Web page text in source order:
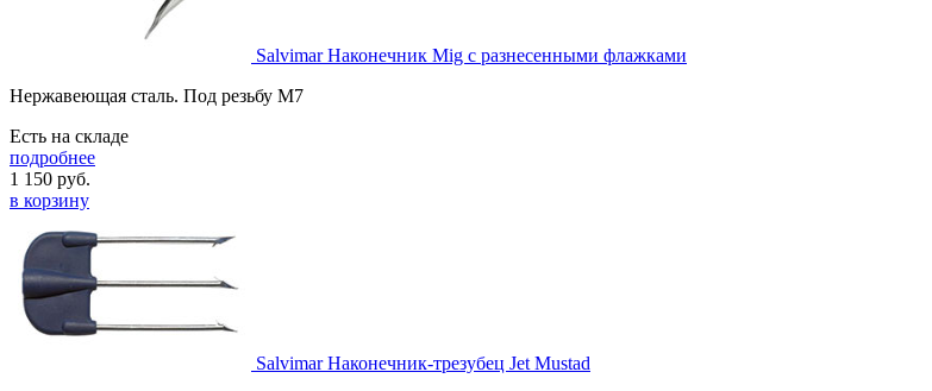
Salvimar Наконечник Mig с разнесенными флажками
Нержавеющая сталь. Под резьбу М7
Есть на складе
подробнее
1 150 руб.
в корзину
Salvimar Наконечник-трезубец Jet Mustad